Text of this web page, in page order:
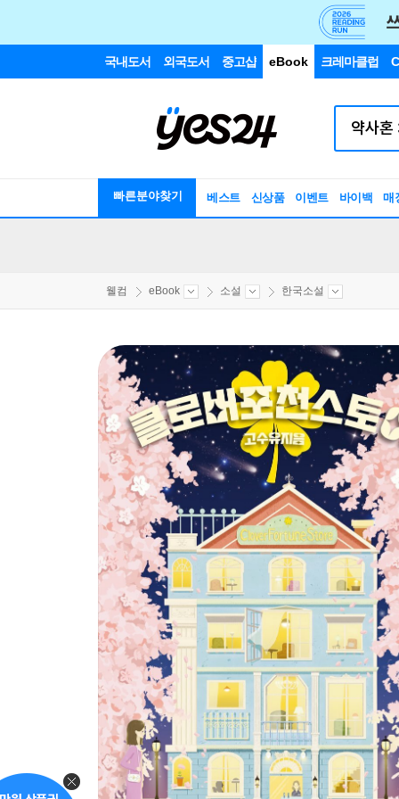
국내도서 외국도서 중고샵 eBook 크레마클럽
빠른분야찾기 베스트 신상품 이벤트 바이백 매
웰컴 eBook 소설 한국소설